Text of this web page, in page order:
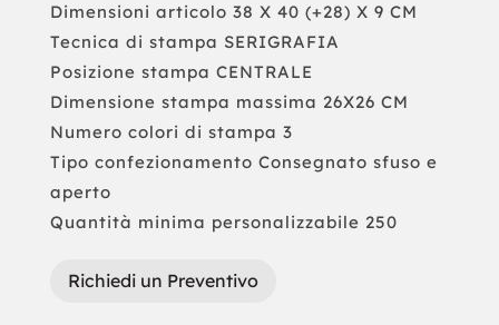
Dimensioni articolo 38 X 40 (+28) X 9 CM
Tecnica di stampa SERIGRAFIA
Posizione stampa CENTRALE
Dimensione stampa massima 26X26 CM
Numero colori di stampa 3
Tipo confezionamento Consegnato sfuso e
aperto
Quantità minima personalizzabile 250
Richiedi un Preventivo